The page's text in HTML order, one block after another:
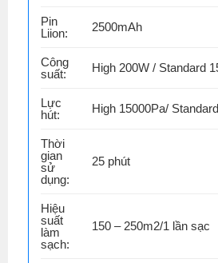
Pin
Liion:
2500mAh
Công
suất:
High 200W / Standard
Lực
hút:
High 15000Pa/
Thời
gian
sử
dụng:
25 phút
Hiệu
suất
làm
sạch:
150 – 250m2/1 lần sạc